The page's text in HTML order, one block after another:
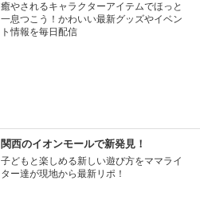
癒やされるキャラクターアイテムでほっと
一息つこう！かわいい最新グッズやイベン
ト情報を毎日配信
関西のイオンモールで新発見！
子どもと楽しめる新しい遊び方をママライ
ター達が現地から最新リポ！